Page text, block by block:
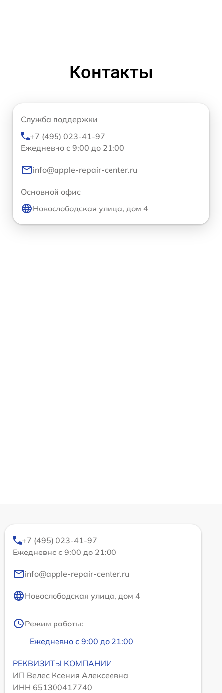
Контакты
Служба поддержки
+7 (495) 023-41-97
Ежедневно с 9:00 до 21:00
info@apple-repair-center.ru
Основной офис
Новослободская улица, дом 4
+7 (495) 023-41-97
Ежедневно с 9:00 до 21:00
info@apple-repair-center.ru
Новослободская улица, дом 4
Режим работы:
Ежедневно с 9:00 до 21:00
РЕКВИЗИТЫ КОМПАНИИ
ИП Велес Ксения Алексеевна
ИНН 651300417740